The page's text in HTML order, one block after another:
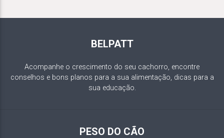
BELPATT
Acompanhe o crescimento do seu cachorro, encontre
conselhos e bons planos para a sua alimentação, dicas para a
sua educação.
PESO DO CÃO